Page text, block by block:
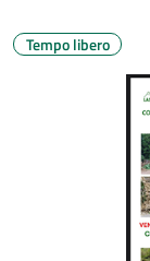
Tempo libero